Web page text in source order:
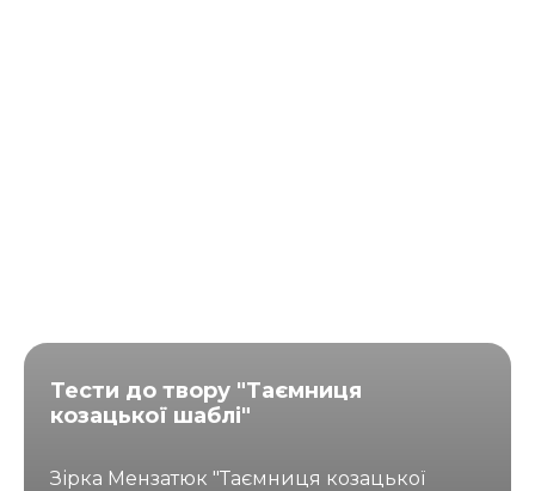
Тести до твору "Таємниця
козацької шаблі"
Зірка Мензатюк "Таємниця козацької